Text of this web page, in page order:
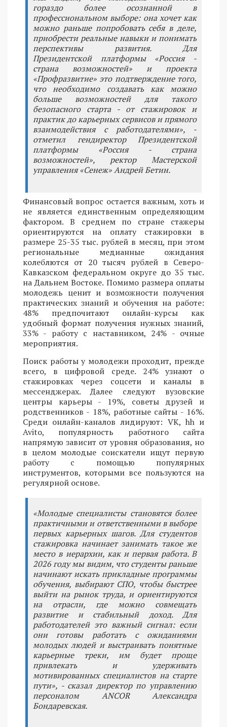
гораздо более осознанной в
профессиональном выборе: она хочет как
можно раньше попробовать себя в деле,
приобрести реальные навыки и понимать
перспективы развития. Для
Президентской платформы «Россия -
страна возможностей» и проекта
«Профразвитие» это подтверждение того,
что необходимо создавать как можно
больше возможностей для такого
безопасного старта - от стажировок и
практик до карьерных сервисов и прямого
взаимодействия с работодателями», -
отметил гендиректор Президентской
платформы «Россия - страна
возможностей», ректор Мастерской
управления «Сенеж» Андрей Бетин.
Финансовый вопрос остается важным, хоть и
не является единственным определяющим
фактором. В среднем по стране стажеры
ориентируются на оплату стажировки в
размере 25-35 тыс. рублей в месяц, при этом
региональные медианные ожидания
колеблются от 20 тысяч рублей в Северо-
Кавказском федеральном округе до 35 тыс.
на Дальнем Востоке. Помимо размера оплаты
молодежь ценит и возможности получения
практических знаний и обучения на работе:
48% предпочитают онлайн-курсы как
удобный формат получения нужных знаний,
33% - работу с наставником, 24% - очные
мероприятия.
Поиск работы у молодежи проходит, прежде
всего, в цифровой среде. 24% узнают о
стажировках через соцсети и каналы в
мессенджерах. Далее следуют вузовские
центры карьеры - 19%, советы друзей и
родственников - 18%, работные сайты - 16%.
Среди онлайн-каналов лидируют: VK, hh и
Avito, популярность работного сайта
напрямую зависит от уровня образования, но
в целом молодые соискатели ищут первую
работу с помощью популярных
инструментов, которыми все пользуются на
регулярной основе.
«Молодые специалисты становятся более
практичными и ответственными в выборе
первых карьерных шагов. Для студентов
стажировка начинает занимать такое же
место в иерархии, как и первая работа. В
2026 году мы видим, что студенты раньше
начинают искать прикладные программы
обучения, выбирают СПО, чтобы быстрее
выйти на рынок труда, и ориентируются
на отрасли, где можно совмещать
развитие и стабильный доход. Для
работодателей это важный сигнал: если
они готовы работать с ожиданиями
молодых людей и выстраивать понятные
карьерные треки, им будет проще
привлекать и удерживать
мотивированных специалистов на старте
пути», - сказал директор по управлению
персоналом ANCOR Александра
Бондаревская.